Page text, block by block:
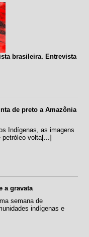
brasileira. Entrevista
de preto a Amazônia
Indígenas, as imagens
petróleo volta[...]
a gravata
semana de
indígenas e